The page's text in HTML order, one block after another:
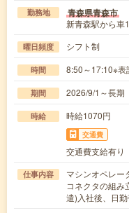
勤務地 青森県青森市
新青森駅から車
曜日頻度 シフト制
時間 8:50～17:10※表
期間 2026/9/1～長期
時給 時給1070円
交通費
交通費支給有り
仕事内容
マシンオペレー
コネクタの組み
遣)入社後、日